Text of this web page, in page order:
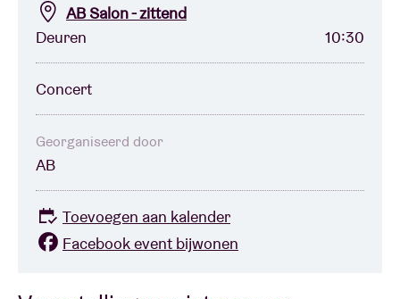
Concertcheque
Over AB
Contact
AB Salon - zittend
Deuren
10:30
Concert
Georganiseerd door
AB
Toevoegen aan kalender
Facebook event bijwonen